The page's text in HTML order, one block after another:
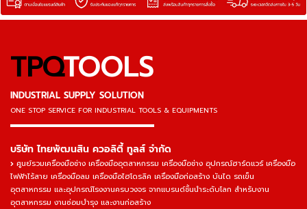
TPQTOOLS
INDUSTRIAL SUPPLY SOLUTION
ONE STOP SERVICE FOR INDUSTRIAL TOOLS & EQUIPMENTS
▬▬▬▬▬▬▬▬▬▬▬▬▬▬▬
บริษัท ไทยพัฒนสิน ควอลิตี้ ทูลส์ จำกัด
ศูนย์รวมเครื่องมือช่าง เครื่องมืออุตสาหกรรม เครื่องมือช่าง อุปกรณ์ฮาร์ดแวร์ เครื่องมือ
ไฟฟ้าไร้สาย เครื่องมือลม เครื่องมือไฮโดรลิค เครื่องมือก่อสร้าง บันได รถเข็น
อุตสาหกรรม และอุปกรณ์โรงงานครบวงจร จากแบรนด์ชั้นนำระดับโลก สำหรับงาน
อุตสาหกรรม งานซ่อมบำรุง และงานก่อสร้าง